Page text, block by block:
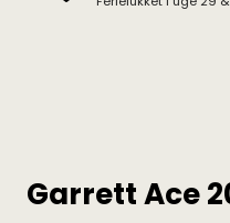
XP
Garrett Ace